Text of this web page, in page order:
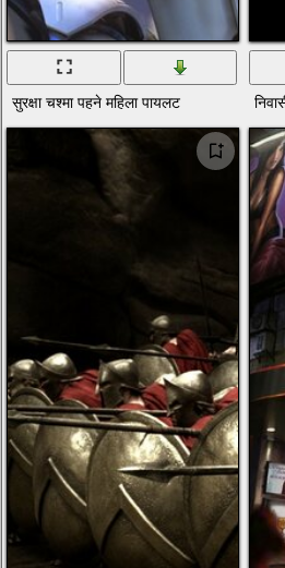
सुरक्षा चश्मा पहने महिला पायलट